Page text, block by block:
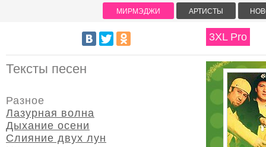
3XL Pro
Тексты песен
Разное
Лазурная волна
Дыхание осени
Слияние двух лун
МИРМЭДЖИ АРТИСТЫ